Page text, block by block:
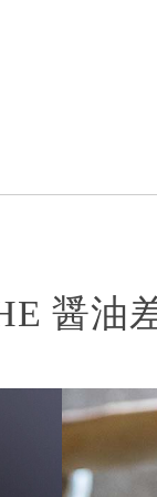
醤油